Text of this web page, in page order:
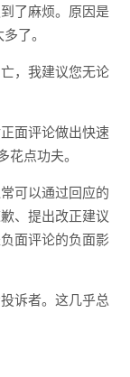
了麻烦。原因是
了。
，我建议您无论
面评论做出快速
点功夫。
可以通过回应的
、提出改正建议
面评论的负面影
诉者。这几乎总